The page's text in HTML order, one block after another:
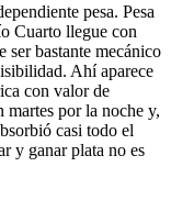
pesa. Pesa
Cuarto llegue con
ser bastante mecánico
Ahí aparece
con valor de
martes por la noche y,
casi todo el
y ganar plata no es